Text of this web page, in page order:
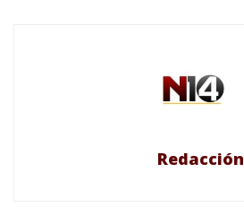
Redacción